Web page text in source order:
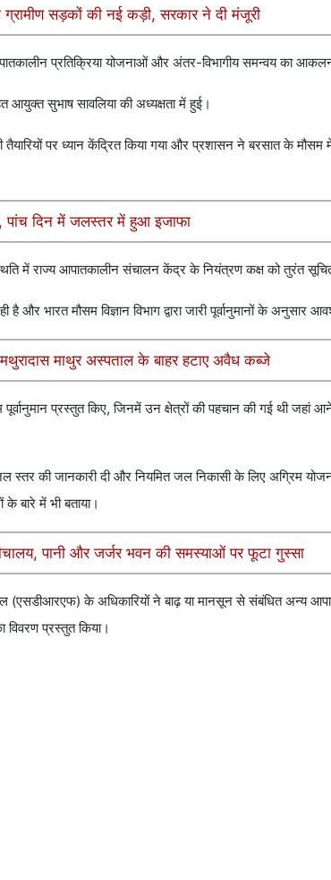
सड़कों की नई कड़ी, सरकार ने दी मंजूरी
प्रतिक्रिया योजनाओं और अंतर-विभागीय समन्वय का
सुभाष सावलिया की अध्यक्षता में हुई।
पर ध्यान केंद्रित किया गया और प्रशासन ने बरसात के
पांच दिन में जलस्तर में हुआ इजाफा
में राज्य आपातकालीन संचालन केंद्र के नियंत्रण कक्ष को तुरंत
भारत मौसम विज्ञान विभाग द्वारा जारी पूर्वानुमानों के अनुसार
माथुर अस्पताल के बाहर हटाए अवैध कब्जे
प्रस्तुत किए, जिनमें उन क्षेत्रों की पहचान की गई थी जहां आने
की जानकारी दी और नियमित जल निकासी के लिए अग्रिम
बारे में भी बताया।
पानी और जर्जर भवन की समस्याओं पर फूटा गुस्सा
के अधिकारियों ने बाढ़ या मानसून से संबंधित अन्य आपात
विवरण प्रस्तुत किया।